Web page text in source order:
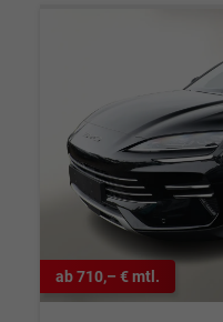
ab 710,– € mtl.